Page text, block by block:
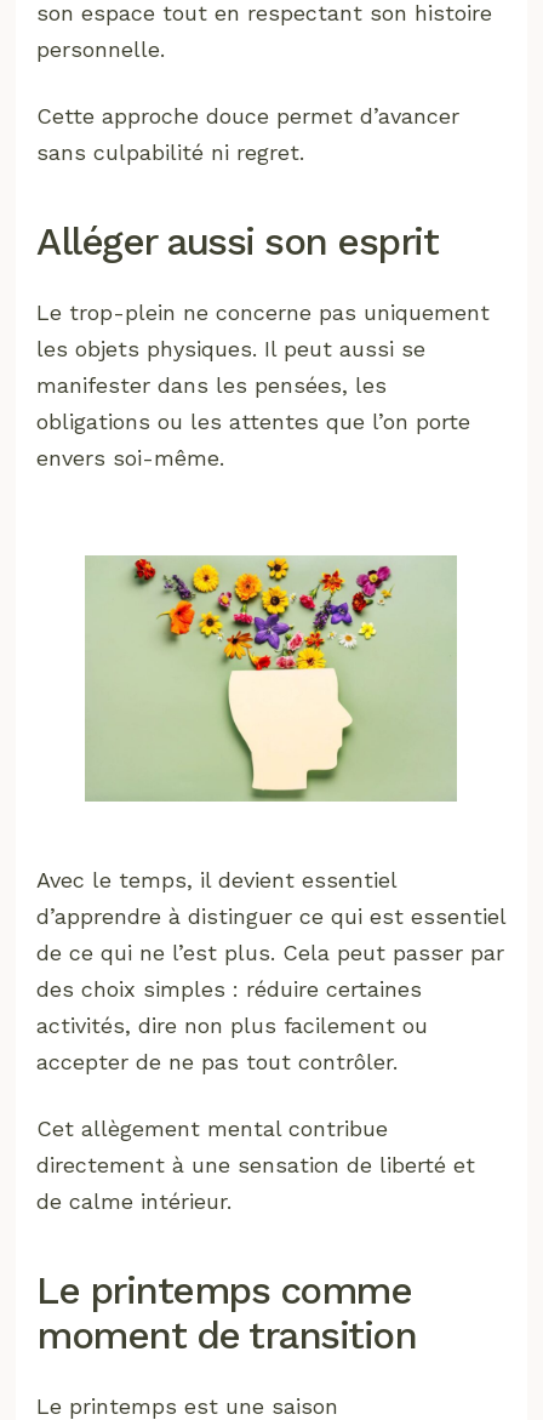
son espace tout en respectant son histoire
personnelle.
Cette approche douce permet d’avancer
sans culpabilité ni regret.
Alléger aussi son esprit
Le trop-plein ne concerne pas uniquement
les objets physiques. Il peut aussi se
manifester dans les pensées, les
obligations ou les attentes que l’on porte
envers soi-même.
Avec le temps, il devient essentiel
d’apprendre à distinguer ce qui est essentiel
de ce qui ne l’est plus. Cela peut passer par
des choix simples : réduire certaines
activités, dire non plus facilement ou
accepter de ne pas tout contrôler.
Cet allègement mental contribue
directement à une sensation de liberté et
de calme intérieur.
Le printemps comme
moment de transition
Le printemps est une saison